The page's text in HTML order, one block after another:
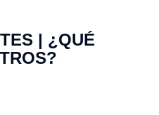
| ¿QUÉ